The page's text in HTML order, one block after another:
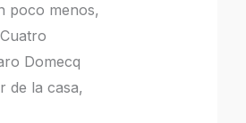
poco menos,
Domecq
de la casa,